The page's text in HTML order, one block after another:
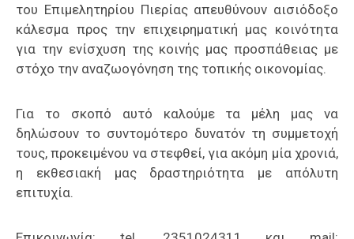
του Επιμελητηρίου Πιερίας απευθύνουν αισιόδοξο
κάλεσμα προς την επιχειρηματική μας κοινότητα
για την ενίσχυση της κοινής μας προσπάθειας με
στόχο την αναζωογόνηση της τοπικής οικονομίας.
Για το σκοπό αυτό καλούμε τα μέλη μας να
δηλώσουν το συντομότερο δυνατόν τη συμμετοχή
τους, προκειμένου να στεφθεί, για ακόμη μία χρονιά,
η εκθεσιακή μας δραστηριότητα με απόλυτη
επιτυχία.